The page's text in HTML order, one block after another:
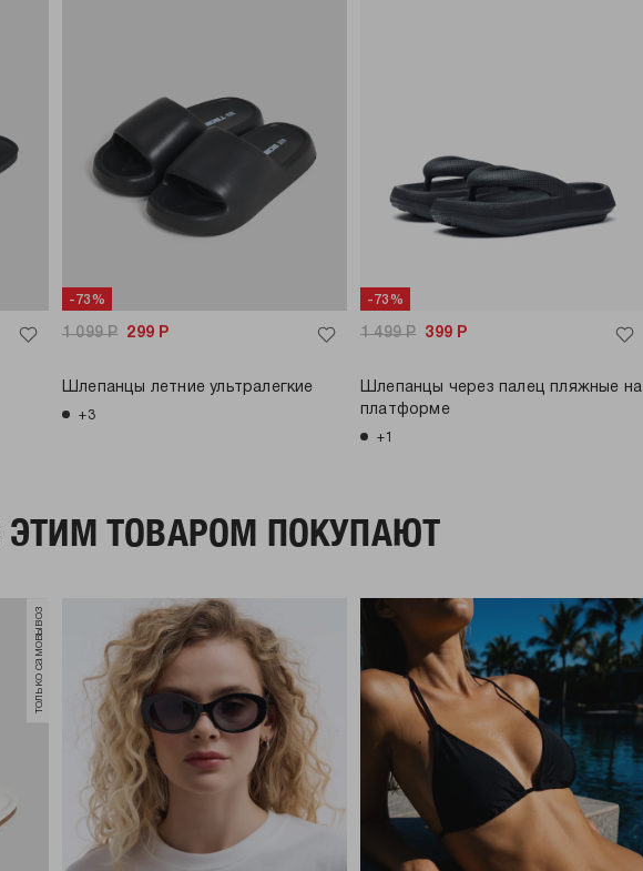
-73%
1 099Р 299 Р
Шлепанцы летние ультралегкие
+3
-73%
1 499Р 399 Р
Шлепанцы через палец пляжные на
платформе
+1
ЭТИМ ТОВАРОМ ПОКУПАЮТ
только самовывоз